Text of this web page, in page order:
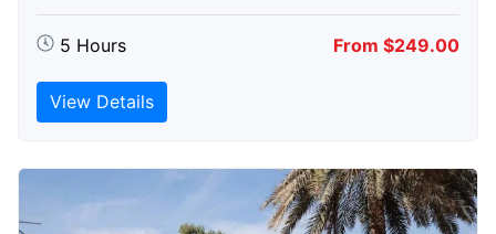
5 Hours From $249.00
View Details